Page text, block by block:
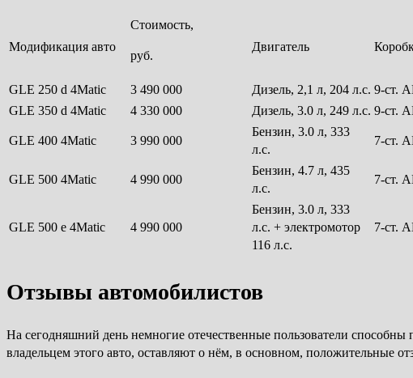
Модификация авто
Стоимость,
руб.
Двигатель
GLE 250 d 4Matic 3 490 000 Дизель, 2,1 л, 204 л.с. 9-ст.
GLE 350 d 4Matic
4 330 000 Дизель, 3.0 л, 249 л.с. 9-ст.
GLE 400 4Matic 3 990 000
Бензин, 3.0 л, 333
л.с.
7-ст.
GLE 500 4Matic 4 990 000
Бензин, 4.7 л, 435
л.с.
7-ст.
GLE 500 e 4Matic 4 990 000
Бензин, 3.0 л, 333
л.с. + электромотор
116 л.с.
7-ст.
Отзывы автомобилистов
На сегодняшний день немногие отечественные пользователи
владельцем этого авто, оставляют о нём, в основном, положительные